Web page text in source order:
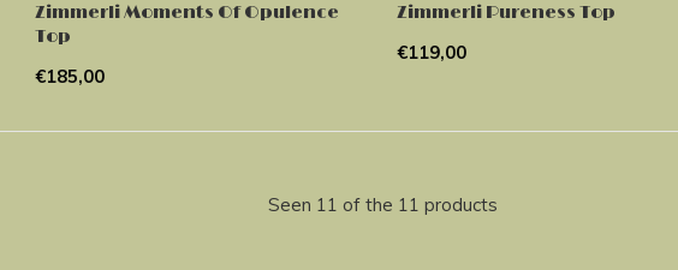
Zimmerli Moments Of Opulence
Top
€185,00
Zimmerli Pureness Top
€119,00
Seen 11 of the 11 products